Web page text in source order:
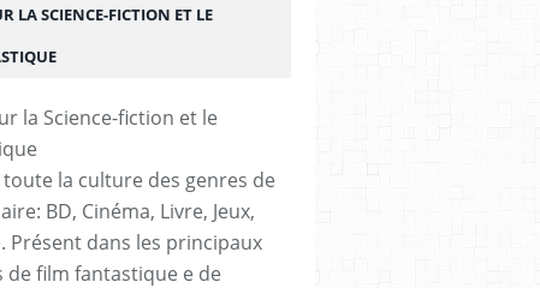
,PALMARÈS,PRIX,AUTEUR,DESSINATEUR
LA SCIENCE-FICTION ET LE
toute la culture des genres de
BD, Cinéma, Livre, Jeux,
Présent dans les principaux
de film fantastique e de